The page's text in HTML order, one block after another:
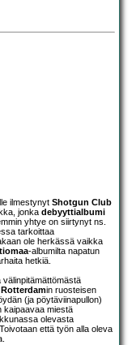
ilmestynyt Shotgun Club
jonka debyyttialbumi
yhtye on siirtynyt ns.
tarkoittaa
ole herkässä vaikka
-albumilta napatun
hetkiä.
välinpitämättömästä
Rotterdamin ruosteisen
(ja pöytäviinapullon)
kaipaavaa miestä
olevasta
että työn alla oleva